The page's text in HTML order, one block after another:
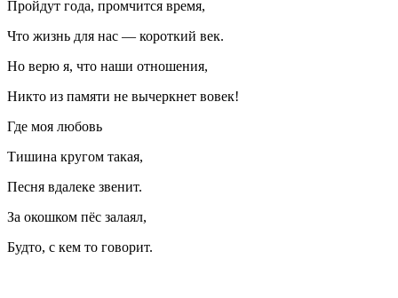
Пройдут года, промчится время,
Что жизнь для нас — короткий век.
Но верю я, что наши отношения,
Никто из памяти не вычеркнет вовек!
Где моя любовь
Тишина кругом такая,
Песня вдалеке звенит.
За окошком пёс залаял,
Будто, с кем то говорит.